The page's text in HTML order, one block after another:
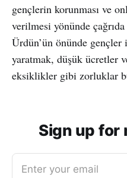
gençlerin korunması ve
verilmesi yönünde
Ürdün’ün önünde gençler
yaratmak, düşük ücretler
eksiklikler gibi zorluklar
Sign up for
Enter your email